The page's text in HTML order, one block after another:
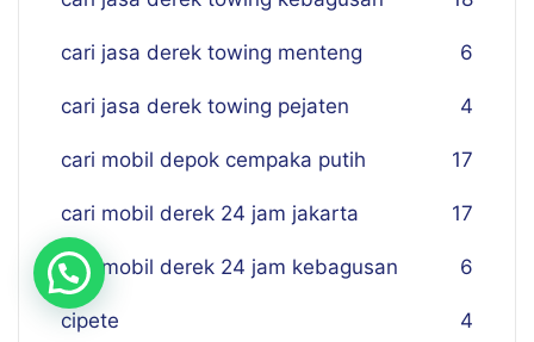
cari jasa derek towing menteng 6
cari jasa derek towing pejaten 4
cari mobil depok cempaka putih 17
cari mobil derek 24 jam jakarta 17
cari mobil derek 24 jam kebagusan 6
cipete 4